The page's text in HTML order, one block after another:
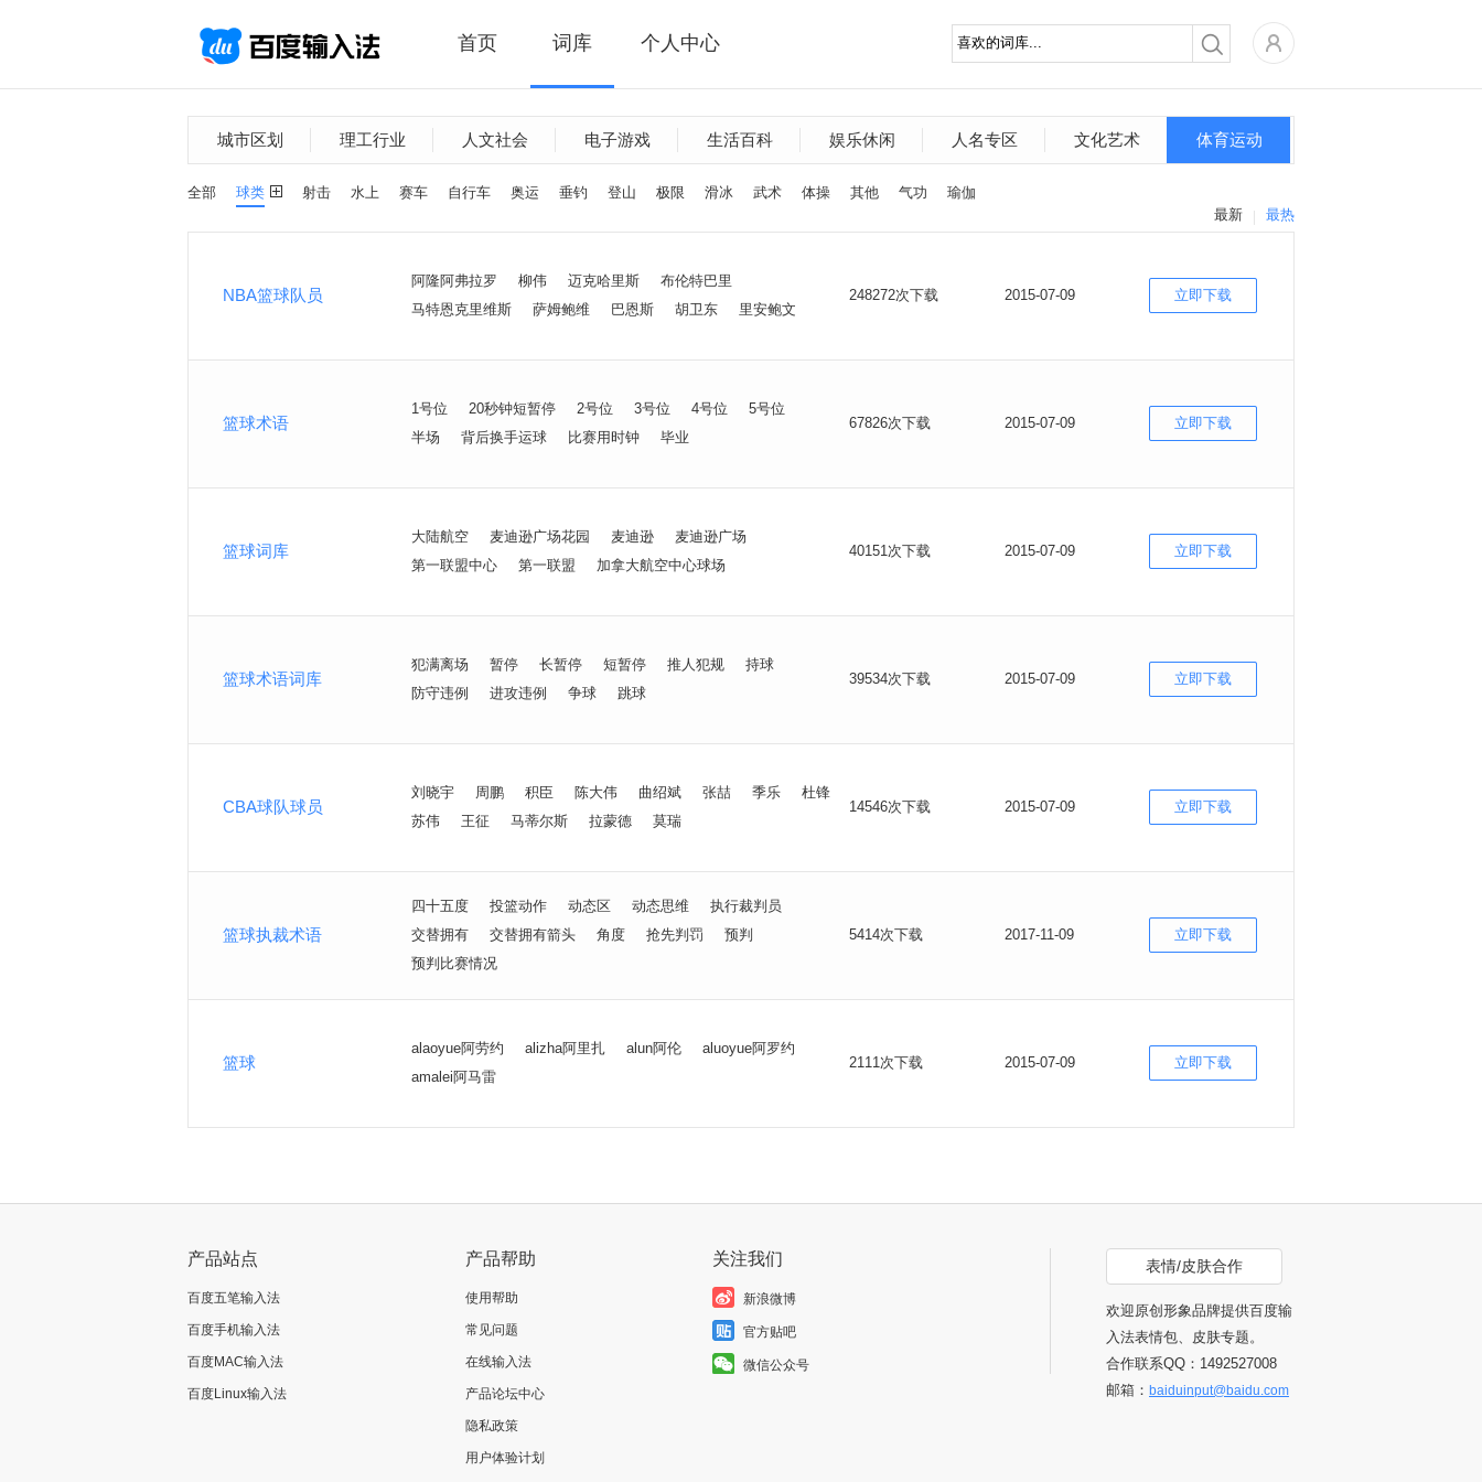
首页 词库 个人中心
城市区划 理工行业 人文社会 电子游戏 生活百科 娱乐休闲 人名专区 文化艺术 体育运动
全部 球类 射击 水上 赛车 自行车 奥运 垂钓 登山 极限 滑冰 武术 体操 其他 气功
瑜伽
最热
最新
NBA篮球队员
阿隆阿弗拉罗 柳伟 迈克哈里斯
布伦特巴里
马特恩克里维斯
萨姆鲍维 巴恩斯 胡卫东 里安鲍文
248272次下载 2015-07-09 立即下载
篮球术语
1号位 20秒钟短暂停 2号位 3号位 4号位
5号位
半场
背后换手运球 比赛用时钟 毕业
67826次下载 2015-07-09 立即下载
篮球词库
大陆航空 麦迪逊广场花园 麦迪逊
麦迪逊广场
第一联盟中心
第一联盟 加拿大航空中心球场
40151次下载 2015-07-09 立即下载
篮球术语词库
犯满离场 暂停 长暂停 短暂停 推人犯规
持球
防守违例
进攻违例 争球 跳球
39534次下载 2015-07-09 立即下载
CBA球队球员
刘晓宇 周鹏 积臣 陈大伟 曲绍斌 张喆 季乐
杜锋
苏伟
王征 马蒂尔斯 拉蒙德 莫瑞
14546次下载 2015-07-09 立即下载
篮球执裁术语
四十五度 投篮动作 动态区 动态思维
执行裁判员
交替拥有
交替拥有箭头 角度 抢先判罚
预判
预判比赛情况
5414次下载 2017-11-09 立即下载
篮球
alaoyue阿劳约 alizha阿里扎 alun阿伦
aluoyue阿罗约
amalei阿马雷
2111次下载 2015-07-09 立即下载
产品站点
百度五笔输入法
百度手机输入法
百度MAC输入法
百度Linux输入法
产品帮助
使用帮助
常见问题
在线输入法
产品论坛中心
隐私政策
用户体验计划
关注我们
新浪微博
官方贴吧
微信公众号
表情/皮肤合作
欢迎原创形象品牌提供百度输
入法表情包、皮肤专题。
合作联系QQ：1492527008
邮箱： baiduinput@baidu.com